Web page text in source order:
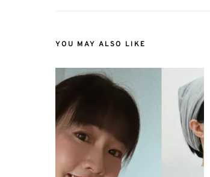
YOU MAY ALSO LIKE